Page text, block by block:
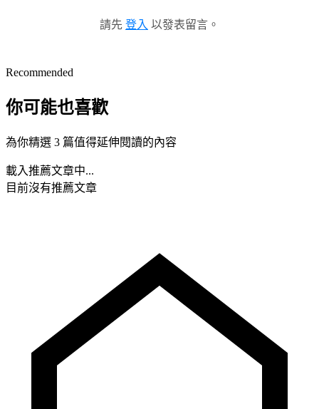
請先 登入 以發表留言。
Recommended
你可能也喜歡
為你精選 3 篇值得延伸閱讀的內容
載入推薦文章中...
目前沒有推薦文章